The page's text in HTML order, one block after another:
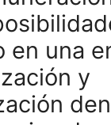
en una
y